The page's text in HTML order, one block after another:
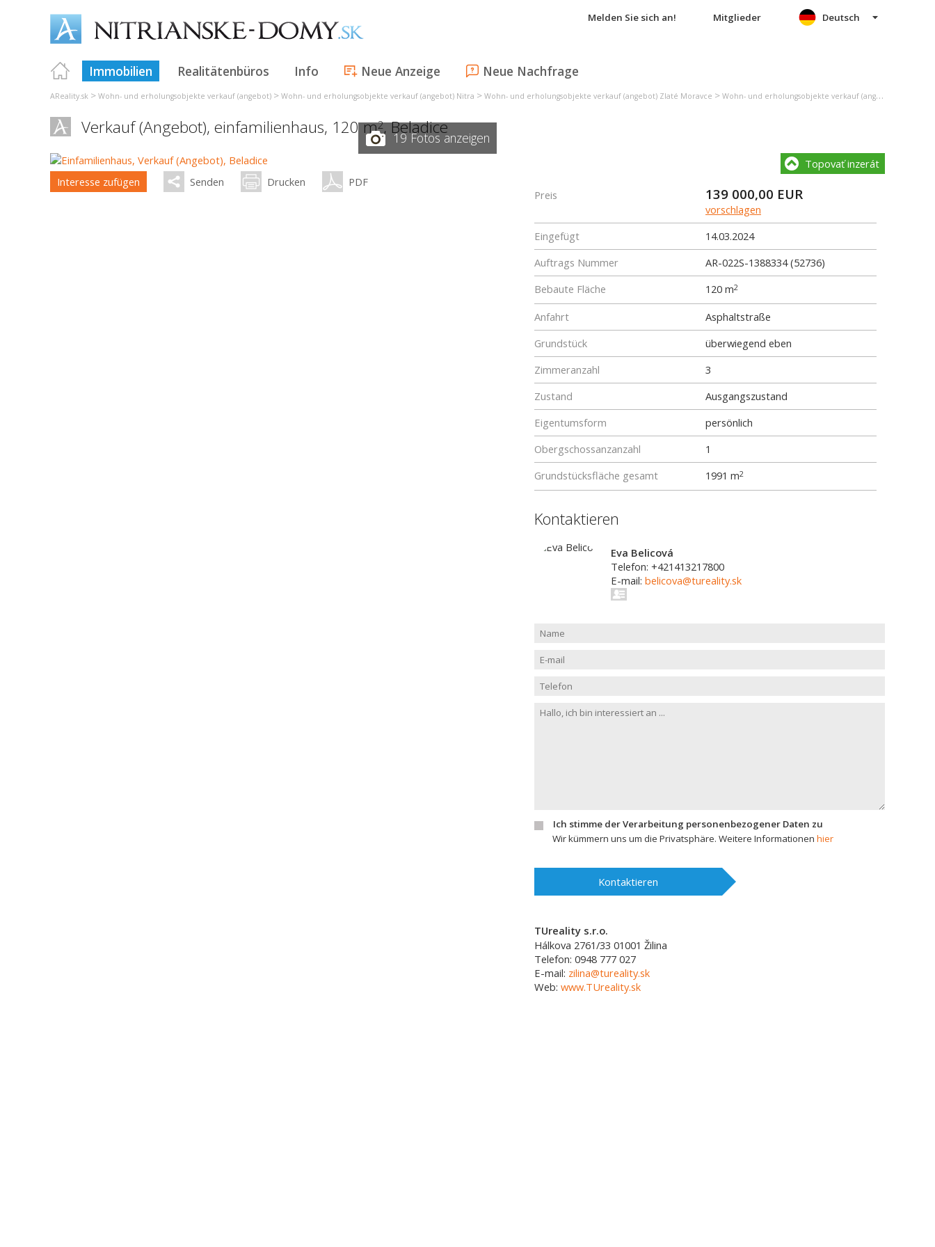
Melden Sie sich an! Mitglieder
Immobilien Realitätenbüros Info Neue Anzeige Neue Nachfrage
Deutsch
AReality.sk > Wohn- und erholungsobjekte verkauf (angebot) > Wohn- und erholungsobjekte verkauf (angebot) Nitra > Wohn- und erholungsobjekte verkauf (angebot) Zlaté Moravce > Wohn- und erholungsobjekte verkauf (angebot) Beladice
Verkauf (Angebot), einfamilienhaus, 120 m2,Beladice
19 Fotos anzeigen
Interesse zufügen Senden Drucken PDF
Topovať inzerát
Preis 139 000,00 EUR
vorschlagen
Eingefügt
14.03.2024
Auftrags Nummer
AR-022S-1388334 (52736)
Bebaute Fläche
120 m2
Anfahrt
Asphaltstraße
Grundstück
überwiegend eben
Zimmeranzahl
3
Zustand
Ausgangszustand
Eigentumsform
persönlich
Obergschossanzanzahl
1
Grundstücksfläche gesamt
1991 m2
Kontaktieren
Eva Belicová
Telefon: +421413217800
E-mail: belicova@tureality.sk
Ich stimme der Verarbeitung personenbezogener Daten zu
Wir kümmern uns um die Privatsphäre. Weitere Informationen hier
Kontaktieren
TUreality s.r.o.
Hálkova 2761/33 01001 Žilina
Telefon: 0948 777 027
E-mail: zilina@tureality.sk
Web: www.TUreality.sk